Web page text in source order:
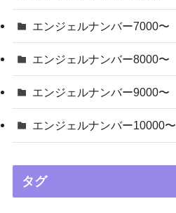
エンジェルナンバー7000〜
エンジェルナンバー8000〜
エンジェルナンバー9000〜
エンジェルナンバー10000〜
タグ